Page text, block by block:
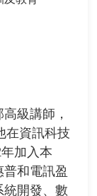
級講師，
在資訊科技
加入本
和電訊盈
開發、數